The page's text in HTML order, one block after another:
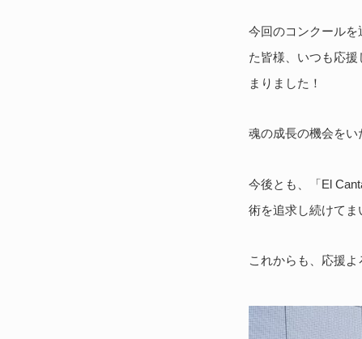
今回のコンクール
た皆様、いつも応
まりました！
魂の成長の機会をい
今後とも、「El
術を追求し続けてま
これからも、応援よ